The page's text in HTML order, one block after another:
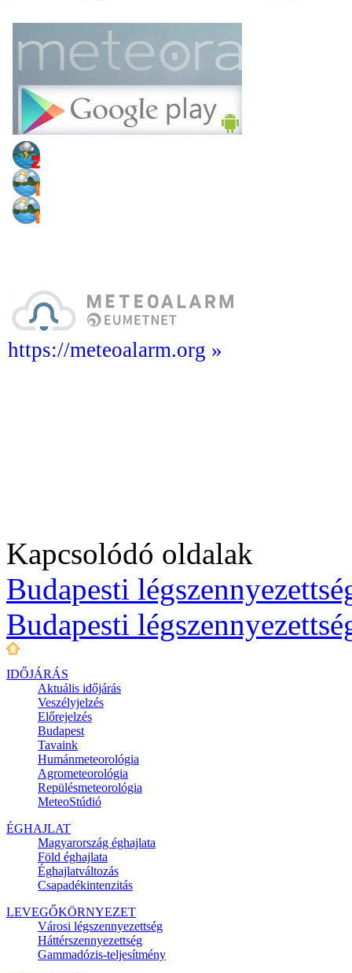
https://meteoalarm.org »
Kapcsolódó oldalak
Budapesti
Budapesti
IDŐJÁRÁS
Aktuális időjárás
Veszélyjelzés
Előrejelzés
Budapest
Tavaink
Humánmeteorológia
Agrometeorológia
Repülésmeteorológia
MeteoStúdió
ÉGHAJLAT
Magyarország éghajlata
Föld éghajlata
Éghajlatváltozás
Csapadékintenzitás
LEVEGŐKÖRNYEZET
Városi légszennyezettség
Háttérszennyezettség
Gammadózis-teljesítmény